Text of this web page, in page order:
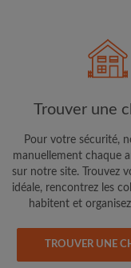
Trouver une
Pour votre sécurité,
manuellement chaque
sur notre site. Trouvez
idéale, rencontrez les
habitent et
TROUVER UNE